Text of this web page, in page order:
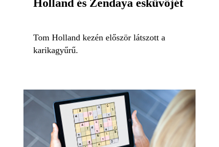
Holland és Zendaya esküvőjét
Tom Holland kezén először látszott a
karikagyűrű.